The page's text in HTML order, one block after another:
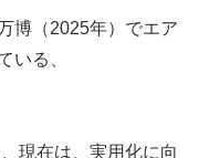
博（2025年）でエア
いる、
現在は、実用化に向